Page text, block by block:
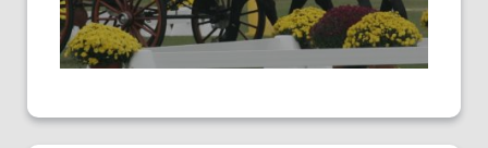
Προηγούμενων Ετών
Τεστ Αμαξοδήγησης